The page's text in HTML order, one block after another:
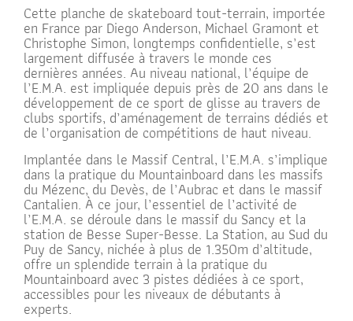
Cette planche de skateboard tout-terrain, importée
en France par Diego Anderson, Michael Gramont et
Christophe Simon, longtemps confidentielle, s’est
largement diffusée à travers le monde ces
dernières années. Au niveau national, l’équipe de
l’E.M.A. est impliquée depuis près de 20 ans dans le
développement de ce sport de glisse au travers de
clubs sportifs, d’aménagement de terrains dédiés et
de l’organisation de compétitions de haut niveau.
Implantée dans le Massif Central, l’E.M.A. s’implique
dans la pratique du Mountainboard dans les massifs
du Mézenc, du Devès, de l’Aubrac et dans le massif
Cantalien. À ce jour, l’essentiel de l’activité de
l’E.M.A. se déroule dans le massif du Sancy et la
station de Besse Super-Besse. La Station, au Sud du
Puy de Sancy, nichée à plus de 1.350m d’altitude,
offre un splendide terrain à la pratique du
Mountainboard avec 3 pistes dédiées à ce sport,
accessibles pour les niveaux de débutants à
experts.